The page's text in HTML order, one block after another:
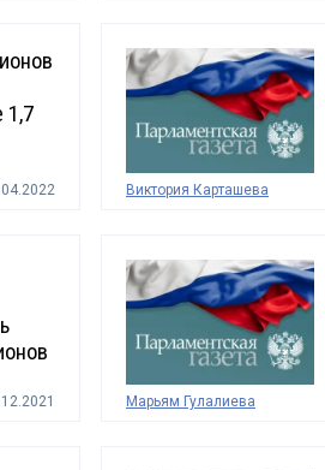
1,7
Виктория Карташева
Марьям Гулалиева